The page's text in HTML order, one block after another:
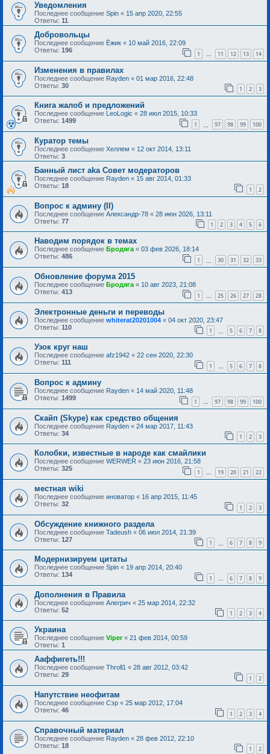
Уведомления
Последнее сообщение Spin « 15 апр 2020, 22:55
Ответы: 11
Добровольцы
Последнее сообщение Ёжик « 10 май 2016, 22:09
Ответы: 196 1 … 11 12 13 14
Изменения в правилах
Последнее сообщение Rayden « 01 мар 2016, 22:48
Ответы: 30 1 2 3
Книга жалоб и предложений
Последнее сообщение LeoLogic « 28 июл 2015, 10:33
Ответы: 1499 1 97 98 99 100
Куратор темы
Последнее сообщение Хеллем « 12 окт 2014, 13:11
Ответы: 3
Банный лист aka Совет модераторов
Последнее сообщение Rayden « 15 авг 2014, 01:33
Ответы: 18 1 2
Вопрос к админу (II)
Последнее сообщение Александр-78 « 28 июн 2026, 13:11
Ответы: 77 1 2 3 4 5 6
Наводим порядок в темах
Последнее сообщение Бродяга« 03 фев 2026, 18:14
Ответы: 486 1 30 31 32 33
Обновление форума 2015
Последнее сообщение Бродяга « 10 авг 2023, 21:08
Ответы: 413 1 … 25 26 27 28
Электронные деньги и переводы
Последнее сообщение whiterat20201004 « 04 окт 2020, 23:47
Ответы: 110 1 5 6 7 8
Узок круг наш
Последнее сообщение afz1942 « 22 сен 2020, 22:30
Ответы: 111 1 … 5 6 7 8
Вопрос к админу
Последнее сообщение Rayden « 14 май 2020, 11:48
Ответы: 1499 1 … 97 98 99 100
Скайп (Skype) как средство общения
Последнее сообщение Rayden « 24 мар 2017, 11:43
Ответы: 34 1 2 3
Колобки, известные в народе как смайлики
Последнее сообщение WERWER « 23 июн 2016, 21:58
Ответы: 325 1 … 19 20 21 22
местная wiki
Последнее сообщение иноватор « 16 апр 2015, 11:45
Ответы: 32 1 2 3
Обсуждение книжного раздела
Последнее сообщение Tadeush « 06 июл 2014, 21:39
Ответы: 127 1 6 7 8 9
Модернизируем цитаты
Последнее сообщение Spin « 19 апр 2014, 20:40
Ответы: 134 1 … 6 7 8 9
Дополнения в Правила
Последнее сообщение Алегрич « 25 мар 2014, 22:32
Ответы: 52 1 2 3 4
Украина
Последнее сообщение Viper« 21 фев 2014, 00:59
Ответы: 1
Ааффигеть!!!
Последнее сообщение Throll1 « 28 авг 2012, 03:42
Ответы: 29 1 2
Напутствие неофитам
Последнее сообщение Сэр « 25 мар 2012, 17:04
Ответы: 46 1 2 3 4
Справочный материал
Последнее сообщение Rayden « 28 фев 2012, 22:10
Ответы: 18 1 2